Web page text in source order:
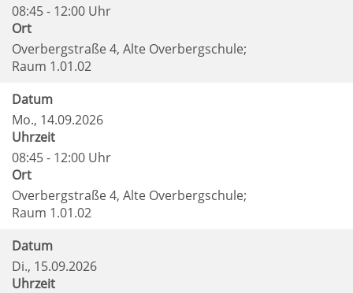
08:45 - 12:00 Uhr
Ort
Overbergstraße 4, Alte Overbergschule;
Raum 1.01.02
Datum
Mo., 14.09.2026
Uhrzeit
08:45 - 12:00 Uhr
Ort
Overbergstraße 4, Alte Overbergschule;
Raum 1.01.02
Datum
Di., 15.09.2026
Uhrzeit